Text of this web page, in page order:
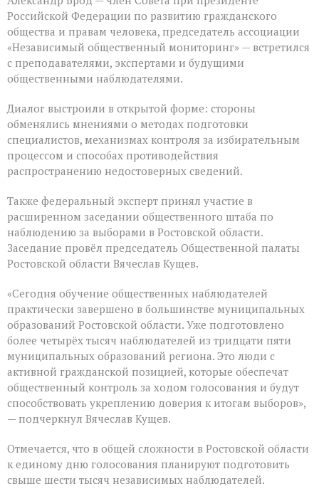
Российской Федерации по развитию гражданского
общества и правам человека, председатель ассоциации
«Независимый общественный мониторинг» — встретился
с преподавателями, экспертами и будущими
общественными наблюдателями.
Диалог выстроили в открытой форме: стороны
обменялись мнениями о методах подготовки
специалистов, механизмах контроля за избирательным
процессом и способах противодействия
распространению недостоверных сведений.
Также федеральный эксперт принял участие в
расширенном заседании общественного штаба по
наблюдению за выборами в Ростовской области.
Заседание провёл председатель Общественной палаты
Ростовской области Вячеслав Кущев.
«Сегодня обучение общественных наблюдателей
практически завершено в большинстве муниципальных
образований Ростовской области. Уже подготовлено
более четырёх тысяч наблюдателей из тридцати пяти
муниципальных образований региона. Это люди с
активной гражданской позицией, которые обеспечат
общественный контроль за ходом голосования и будут
способствовать укреплению доверия к итогам выборов»,
— подчеркнул Вячеслав Кущев.
Отмечается, что в общей сложности в Ростовской области
к единому дню голосования планируют подготовить
свыше шести тысяч независимых наблюдателей.